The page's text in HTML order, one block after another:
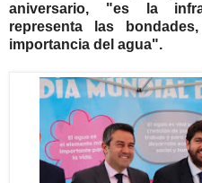
aniversario, "es la
representa las
importancia del agua".